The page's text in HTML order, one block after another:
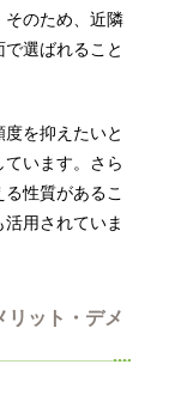
そのため、近隣
選ばれること
を抑えたいと
います。さら
性質があるこ
用されていま
リット・デメ